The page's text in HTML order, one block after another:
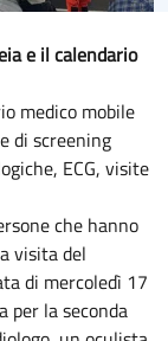
e il calendario
medico mobile
di screening
ECG, visite
che hanno
visita del
di mercoledì 17
per la seconda